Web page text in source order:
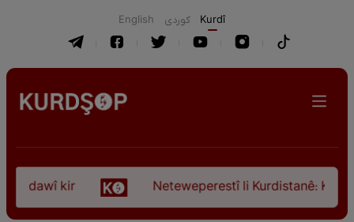
English كوردی Kurdî
dawî kir Neteweperestî li Kurdistanê: